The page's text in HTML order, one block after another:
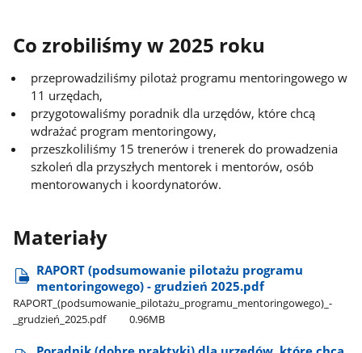
Co zrobiliśmy w 2025 roku
przeprowadziliśmy pilotaż programu mentoringowego w
11 urzędach,
przygotowaliśmy poradnik dla urzędów, które chcą
wdrażać program mentoringowy,
przeszkoliliśmy 15 trenerów i trenerek do prowadzenia
szkoleń dla przyszłych mentorek i mentorów, osób
mentorowanych i koordynatorów.
Materiały
RAPORT (podsumowanie pilotażu programu
mentoringowego) - grudzień 2025.pdf
RAPORT​_(podsumowanie​_pilotażu​_programu​_mentoringowego)​_-​
_grudzień​_2025.pdf
0.96MB